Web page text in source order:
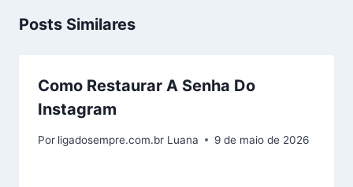
Posts Similares
Como Restaurar A Senha Do
Instagram
Por ligadosempre.com.br Luana 9 de maio de 2026